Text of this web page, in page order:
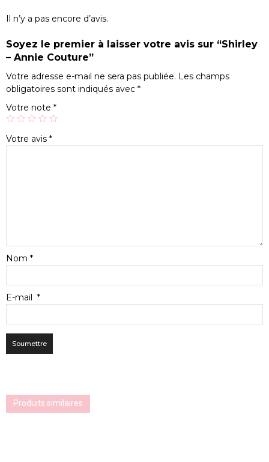
Il n’y a pas encore d’avis.
Soyez le premier à laisser votre avis sur “Shirley
– Annie Couture”
Votre adresse e-mail ne sera pas publiée. Les champs
obligatoires sont indiqués avec *
Votre note *
Votre avis *
Nom *
E-mail *
Produits similaires